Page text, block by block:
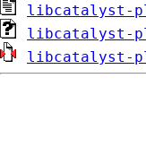
libcatalyst-
libcatalyst-
libcatalyst-